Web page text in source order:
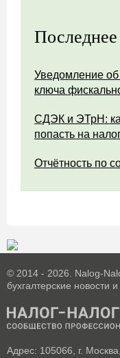
Уведомление об
ключа
СДЭК и ЭТрН:
попасть на
Отчётность по
© 2014 - 2026. Nalog-
бухгалтерские новости и
Адрес: 105066, г.